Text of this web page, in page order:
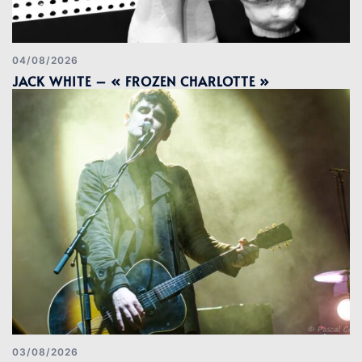
04/08/2026
JACK WHITE – « FROZEN CHARLOTTE »
03/08/2026